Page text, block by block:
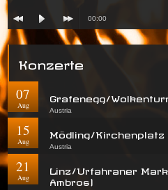
00:00
Konzerte
07
Aug
Grafenegg/
Austria
15
Aug
Mödling/Kirchenplatz
Austria
21
Aug
Linz/Urfahraner
Ambros)